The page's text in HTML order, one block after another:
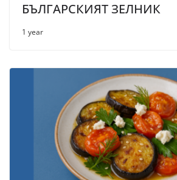
БЪЛГАРСКИЯТ ЗЕЛНИК
1 year